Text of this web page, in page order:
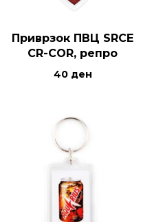
Приврзок ПВЦ SRCE
CR-COR, репро
40 ден